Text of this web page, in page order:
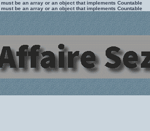
be an array or an object that implements Countable
be an array or an object that implements Countable